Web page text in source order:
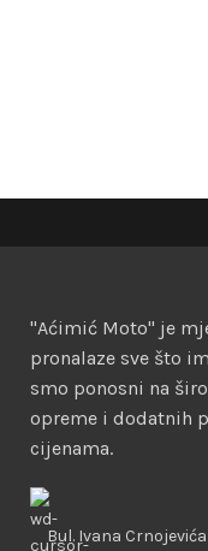
"Aćimić Moto" je
pronalaze sve što
smo ponosni na
opreme i dodatnih
cijenama.
Bul. Ivana